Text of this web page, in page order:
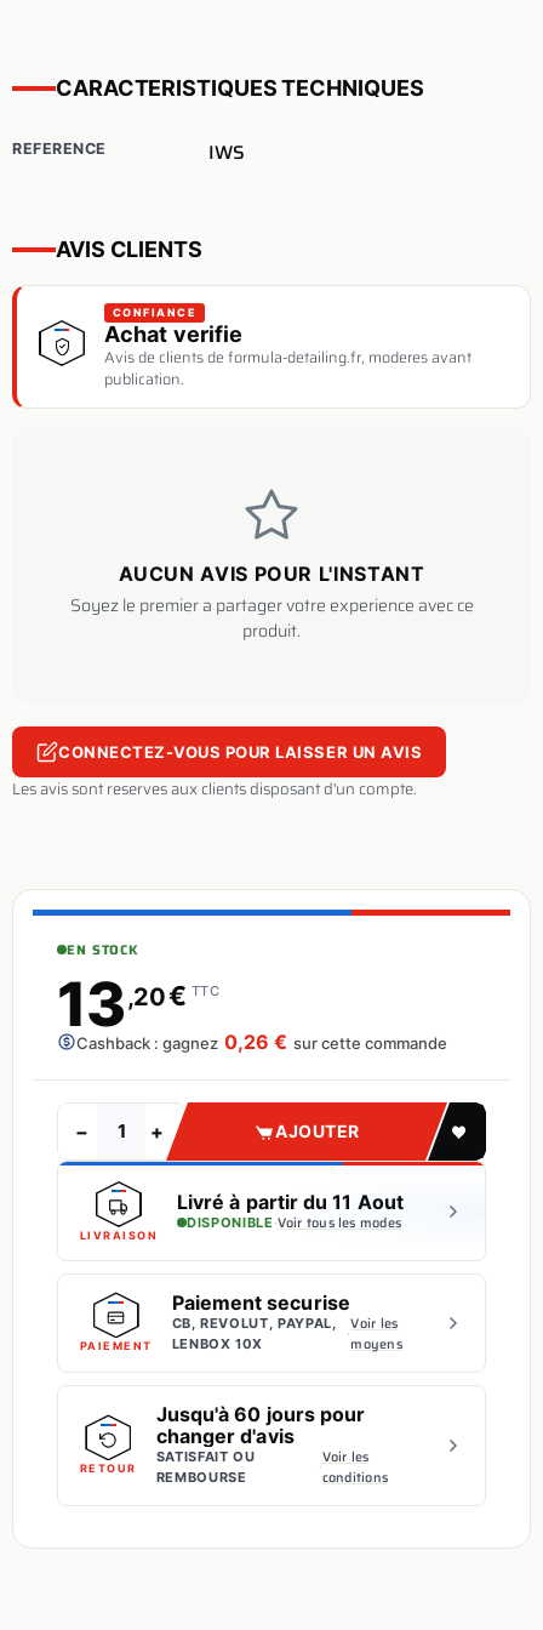
CARACTERISTIQUES TECHNIQUES
REFERENCE IWS
AVIS CLIENTS
CONFIANCE
Achat verifie
Avis de clients de formula-detailing.fr, moderes avant
publication.
AUCUN AVIS POUR L'INSTANT
Soyez le premier a partager votre experience avec ce
produit.
CONNECTEZ-VOUS POUR LAISSER UN AVIS
Les avis sont reserves aux clients disposant d'un compte.
EN STOCK
13,20€ TTC
Cashback : gagnez 0,26 € sur cette commande
− + AJOUTER
LIVRAISON
Livré à partir du 11 Aout
DISPONIBLE ·Voir tous les modes
PAIEMENT
Paiement securise
CB, REVOLUT, PAYPAL,
LENBOX 10X
·Voir les
moyens
RETOUR
Jusqu'à 60 jours pour
changer d'avis
SATISFAIT OU
REMBOURSE
·Voir les
conditions